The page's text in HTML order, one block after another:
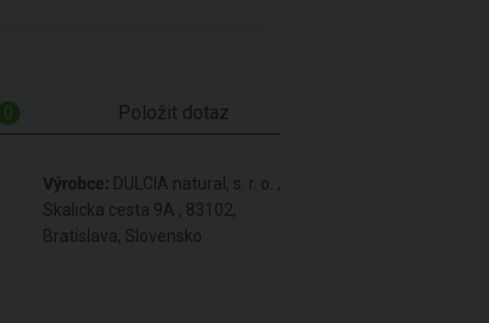
0 Položit dotaz
Výrobce: DULCIA natural, s. r. o. ,
Skalicka cesta 9A , 83102,
Bratislava, Slovensko